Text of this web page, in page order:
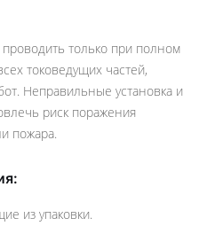
только при полном
токоведущих частей,
Неправильные установка и
риск поражения
пожара.
из упаковки.